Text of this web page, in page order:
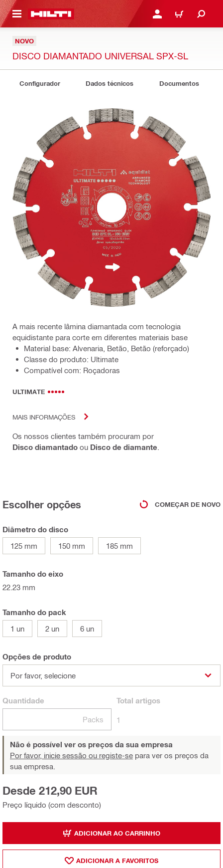
CONTENT ENTRAR OU REGISTAR
CARRINHO
NOVO
DISCO DIAMANTADO UNIVERSAL SPX-SL
Configurador Dados técnicos Documentos
A mais recente lâmina diamantada com tecnologia
equidistante para corte em diferentes materiais base
Material base: Alvenaria, Betão, Betão (reforçado)
Classe do produto: Ultimate
Compatível com: Roçadoras
ULTIMATE
MAIS INFORMAÇÕES
Os nossos clientes também procuram por
Disco diamantado ou Disco de diamante
Escolher opções COMEÇAR DE NOVO
Diâmetro do disco
125 mm
150 mm 185 mm
Tamanho do eixo
22.23 mm
Tamanho do pack
1 un
2 un 6 un
Opções de produto
Por favor, selecione
Quantidade
Packs
Total artigos
1
Não é possível ver os preços da sua empresa
Por favor, inicie sessão ou registe-se para ver os preços da
sua empresa.
Preço líquido (com desconto)
Desde 212,90 EUR
ADICIONAR AO CARRINHO
ADICIONAR A FAVORITOS